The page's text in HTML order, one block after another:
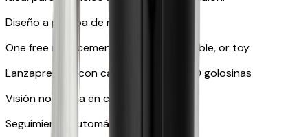
Diseño a prueba de mascotas
One free replacement of Furbo’s lid, cable, or toy
Lanzapremios con capacidad para 100 golosinas
Visión nocturna en color
Seguimiento automático